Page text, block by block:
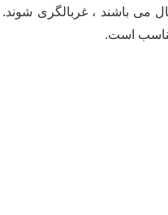
جنسی فعال می باشند ، غربالگری
مناسب است.